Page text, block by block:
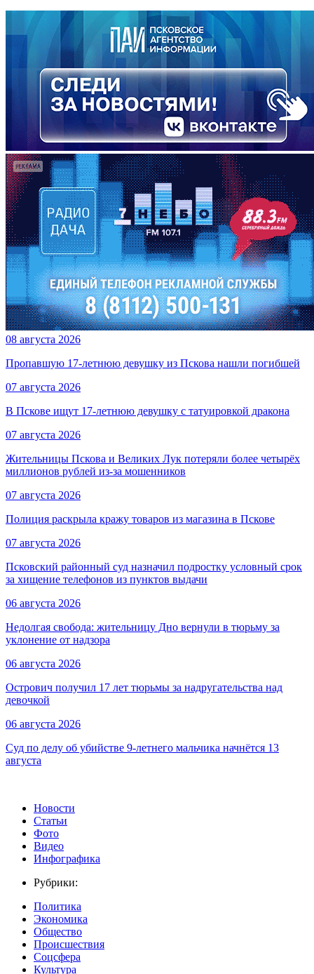
08 августа 2026
Пропавшую 17-летнюю девушку из Пскова нашли погибшей
07 августа 2026
В Пскове ищут 17‑летнюю девушку с татуировкой дракона
07 августа 2026
Жительницы Пскова и Великих Лук потеряли более четырёх
миллионов рублей из-за мошенников
07 августа 2026
Полиция раскрыла кражу товаров из магазина в Пскове
07 августа 2026
Псковский районный суд назначил подростку условный срок
за хищение телефонов из пунктов выдачи
06 августа 2026
Недолгая свобода: жительницу Дно вернули в тюрьму за
уклонение от надзора
06 августа 2026
Острович получил 17 лет тюрьмы за надругательства над
девочкой
06 августа 2026
Суд по делу об убийстве 9-летнего мальчика начнётся 13
августа
Новости
Статьи
Фото
Видео
Инфографика
Рубрики:
Политика
Экономика
Общество
Происшествия
Соцсфера
Культура